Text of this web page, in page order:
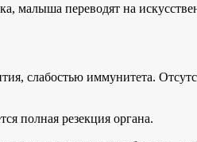
малыша переводят на
слабостью иммунитета.
полная резекция органа.